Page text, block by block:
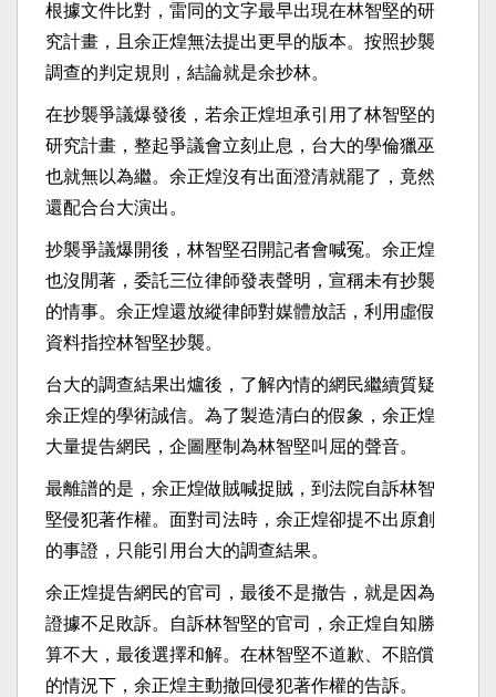
根據文件比對，雷同的文字最早出現在林智堅的研
究計畫，且余正煌無法提出更早的版本。按照抄襲
調查的判定規則，結論就是余抄林。
在抄襲爭議爆發後，若余正煌坦承引用了林智堅的
研究計畫，整起爭議會立刻止息，台大的學倫獵巫
也就無以為繼。余正煌沒有出面澄清就罷了，竟然
還配合台大演出。
抄襲爭議爆開後，林智堅召開記者會喊冤。余正煌
也沒閒著，委託三位律師發表聲明，宣稱未有抄襲
的情事。余正煌還放縱律師對媒體放話，利用虛假
資料指控林智堅抄襲。
台大的調查結果出爐後，了解內情的網民繼續質疑
余正煌的學術誠信。為了製造清白的假象，余正煌
大量提告網民，企圖壓制為林智堅叫屈的聲音。
最離譜的是，余正煌做賊喊捉賊，到法院自訴林智
堅侵犯著作權。面對司法時，余正煌卻提不出原創
的事證，只能引用台大的調查結果。
余正煌提告網民的官司，最後不是撤告，就是因為
證據不足敗訴。自訴林智堅的官司，余正煌自知勝
算不大，最後選擇和解。在林智堅不道歉、不賠償
的情況下，余正煌主動撤回侵犯著作權的告訴。